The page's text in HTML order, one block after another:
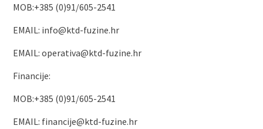
MOB:+385 (0)91/605-2541
EMAIL: info@ktd-fuzine.hr
EMAIL: operativa@ktd-fuzine.hr
Financije:
MOB:+385 (0)91/605-2541
EMAIL: financije@ktd-fuzine.hr